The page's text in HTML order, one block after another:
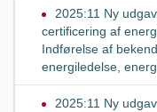
2025:11 Ny
certificering af
Indførelse af
energiledelse,
2025:11 Ny